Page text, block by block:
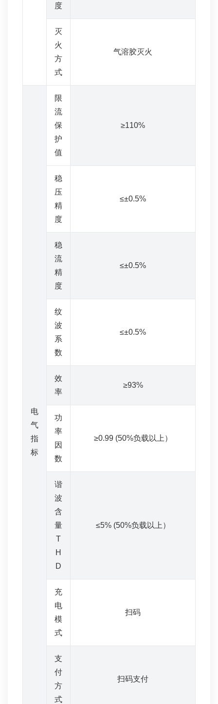
度
灭
火
方
式
气溶胶灭火
电
气
指
标
限
流
保
护
值
≥110%
稳
压
精
度
≤±0.5%
稳
流
精
度
≤±0.5%
纹
波
系
数
≤±0.5%
效
率
≥93%
功
率
因
数
≥0.99 (50%负载以上）
谐
波
含
量
T
H
D
≤5% (50%负载以上）
充
电
模
式
扫码
支
付
方
式
扫码支付